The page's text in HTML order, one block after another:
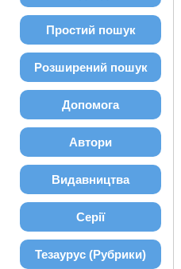
Простий пошук
Розширений пошук
Допомога
Автори
Видавництва
Серії
Тезаурус (Рубрики)